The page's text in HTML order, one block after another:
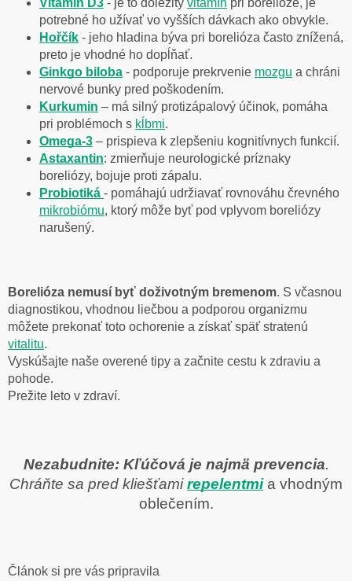
potrebné ho užívať vo vyšších dávkach ako obvykle.
Hořčík - jeho hladina býva pri borelióza často znížená,
preto je vhodné ho dopĺňať.
Ginkgo biloba - podporuje prekrvenie mozgu a chráni
nervové bunky pred poškodením.
Kurkumin – má silný protizápalový účinok, pomáha
pri problémoch s kĺbmi.
Omega-3 – prispieva k zlepšeniu kognitívnych funkcií.
Astaxantin: zmierňuje neurologické príznaky
boreliózy, bojuje proti zápalu.
Probiotiká - pomáhajú udržiavať rovnováhu črevného
mikrobiómu, ktorý môže byť pod vplyvom boreliózy
narušený.
Borelióza nemusí byť doživotným bremenom. S včasnou
diagnostikou, vhodnou liečbou a podporou organizmu
môžete prekonať toto ochorenie a získať späť stratenú
vitalitu.
Vyskúšajte naše overené tipy a začnite cestu k zdraviu a
pohode.
Prežite leto v zdraví.
Nezabudnite: Kľúčová je najmä prevencia.
Chráňte sa pred kliešťamirepelentmi a vhodným
oblečením.
Článok si pre vás pripravila